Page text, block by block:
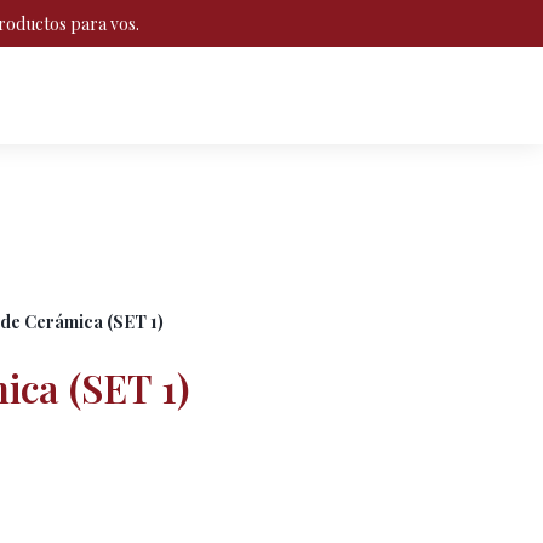
para vos.
Cerámica (SET 1)
(SET 1)